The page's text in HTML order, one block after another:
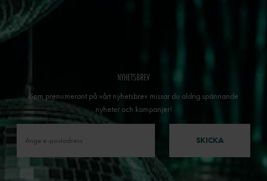
NYHETSBREV
Som prenumerant på vårt nyhetsbrev missar du aldrig spännande
nyheter och kampanjer!
SKICKA